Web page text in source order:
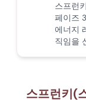
스프런
페이즈
에너지
직임을
스프런키(